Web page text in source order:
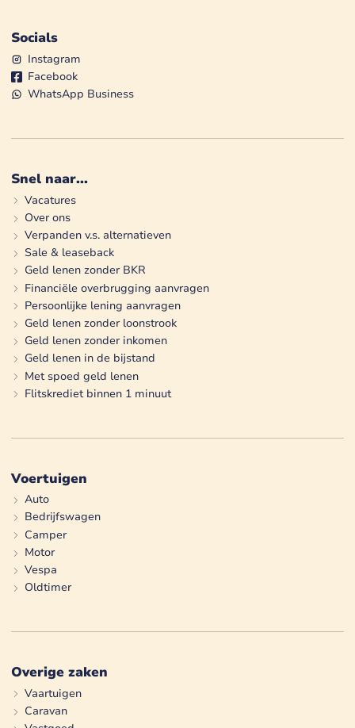
Socials
Instagram
Facebook
WhatsApp Business
Snel naar...
Vacatures
Over ons
Verpanden v.s. alternatieven
Sale & leaseback
Geld lenen zonder BKR
Financiële overbrugging aanvragen
Persoonlijke lening aanvragen
Geld lenen zonder loonstrook
Geld lenen zonder inkomen
Geld lenen in de bijstand
Met spoed geld lenen
Flitskrediet binnen 1 minuut
Voertuigen
Auto
Bedrijfswagen
Camper
Motor
Vespa
Oldtimer
Overige zaken
Vaartuigen
Caravan